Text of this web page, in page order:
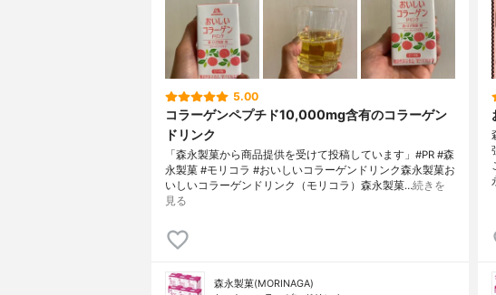
5.00
コラーゲンペプチド10,000mg含有のコラーゲン
ドリンク
「森永製菓から商品提供を受けて投稿しています」#PR #森
永製菓 #モリコラ #おいしいコラーゲンドリンク森永製菓お
いしいコラーゲンドリンク（モリコラ）森永製菓…続きを
見る
森永製菓(MORINAGA)